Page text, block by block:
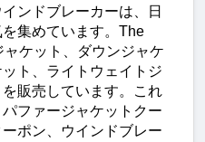
ンドブレーカーは、日
集めています。The
ケット、ダウンジャケ
ト、ライトウェイトジ
販売しています。これ
ファージャケットクー
ポン、ウインドブレー